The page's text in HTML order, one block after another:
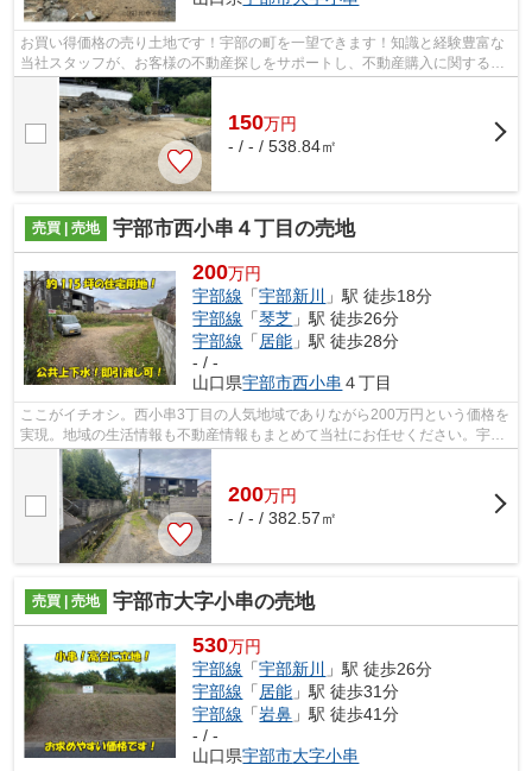
お買い得価格の売り土地です！宇部の町を一望できます！知識と経験豊富な
当社スタッフが、お客様の不動産探しをサポートし、不動産購入に関する疑
問にも適切にお応えいたします(#^^#)
150万円
- / - / 538.84㎡
売買 | 売地 宇部市西小串４丁目の売地
200万円
宇部線 「宇部新川
」駅 徒歩18分
宇部線 「琴芝 」駅 徒歩26分
宇部線 「居能 」駅 徒歩28分
- / -
山口県宇部市西小串 ４丁目
ここがイチオシ。西小串3丁目の人気地域でありながら200万円という価格を
実現。地域の生活情報も不動産情報もまとめて当社にお任せください。宇部
市エリアの地元密着の不動産会社だか...
200万円
- / - / 382.57㎡
売買 | 売地 宇部市大字小串の売地
530万円
宇部線 「宇部新川
」駅 徒歩26分
宇部線 「 居能 」駅 徒歩31分
宇部線 「岩鼻 」駅 徒歩41分
- / -
山口県宇部市大字小串